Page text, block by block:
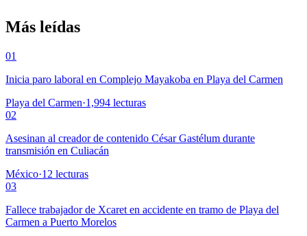
Más leídas
01
Inicia paro laboral en Complejo Mayakoba en Playa del Carmen
Playa del Carmen·1,994 lecturas
02
Asesinan al creador de contenido César Gastélum durante
transmisión en Culiacán
México·12 lecturas
03
Fallece trabajador de Xcaret en accidente en tramo de Playa del
Carmen a Puerto Morelos